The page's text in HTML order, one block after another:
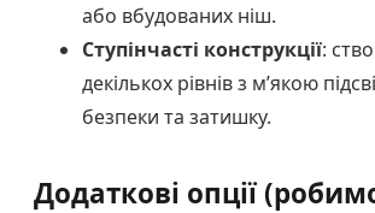
або вбудованих ніш.
Ступінчасті конструкції:
декількох рівнів з м’якою
безпеки та затишку.
Додаткові опції